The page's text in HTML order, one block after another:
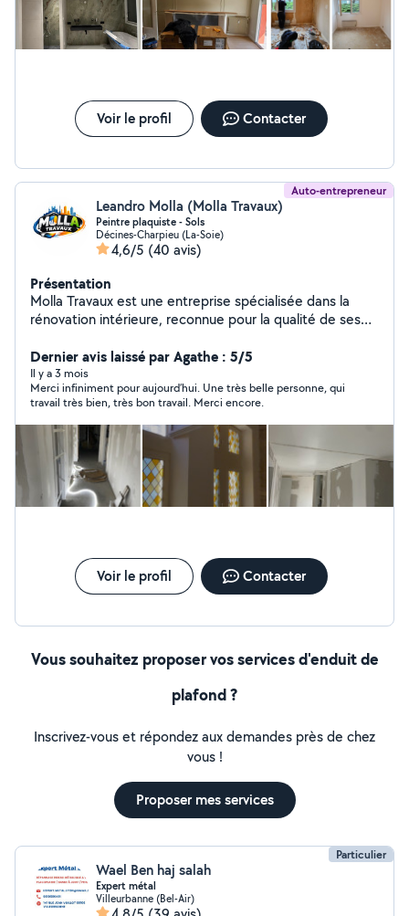
Voir le profil Contacter
Auto-entrepreneur
Leandro Molla (Molla Travaux)
Peintre plaquiste - Sols
Décines-Charpieu (La-Soie)
4,6/5 (40 avis)
Présentation
Molla Travaux est une entreprise spécialisée dans la
rénovation intérieure, reconnue pour la qualité de ses
réalisons vos travaux de placo, cloisons, doublages, faux
plafonds, isolation thermique et phonique, bandes à
joint, ratissage, enduits, peinture intérieure, pose de
parquet, revêtements de sols et murs, carrelage,
portes, finitions et bien plus encore. En complément de
notre savoir-faire, nous avons développé notre propre
plateforme numérique équipée d'un assistant IA,
permettant d'obtenir une estimation ou un devis
instantané, gratuit et sans engagement, de suivre
vos travaux, de la demande de devis jusqu'à la
réalisation du chantier, Rendez nous visite sur notre
plateforme web pour en savoir plus !
Dernier avis laissé par Agathe : 5/5
Il y a 3 mois
Merci infiniment pour aujourd’hui. Une très belle personne, qui
travail très bien, très bon travail. Merci encore.
Voir le profil Contacter
Vous souhaitez proposer vos services d'enduit de
plafond ?
Inscrivez-vous et répondez aux demandes près de chez
vous !
Proposer mes services
Particulier
Wael Ben haj salah
Expert métal
Villeurbanne (Bel-Air)